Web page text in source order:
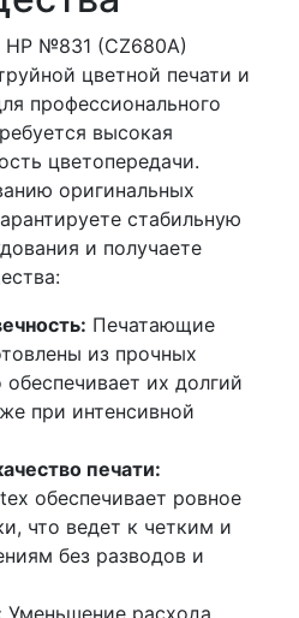
№831 (CZ680A)
цветной печати и
профессионального
высокая
цветопередачи.
оригинальных
стабильную
и получаете
Печатающие
из прочных
обеспечивает их долгий
при интенсивной
печати:
обеспечивает ровное
что ведет к четким и
без разводов и